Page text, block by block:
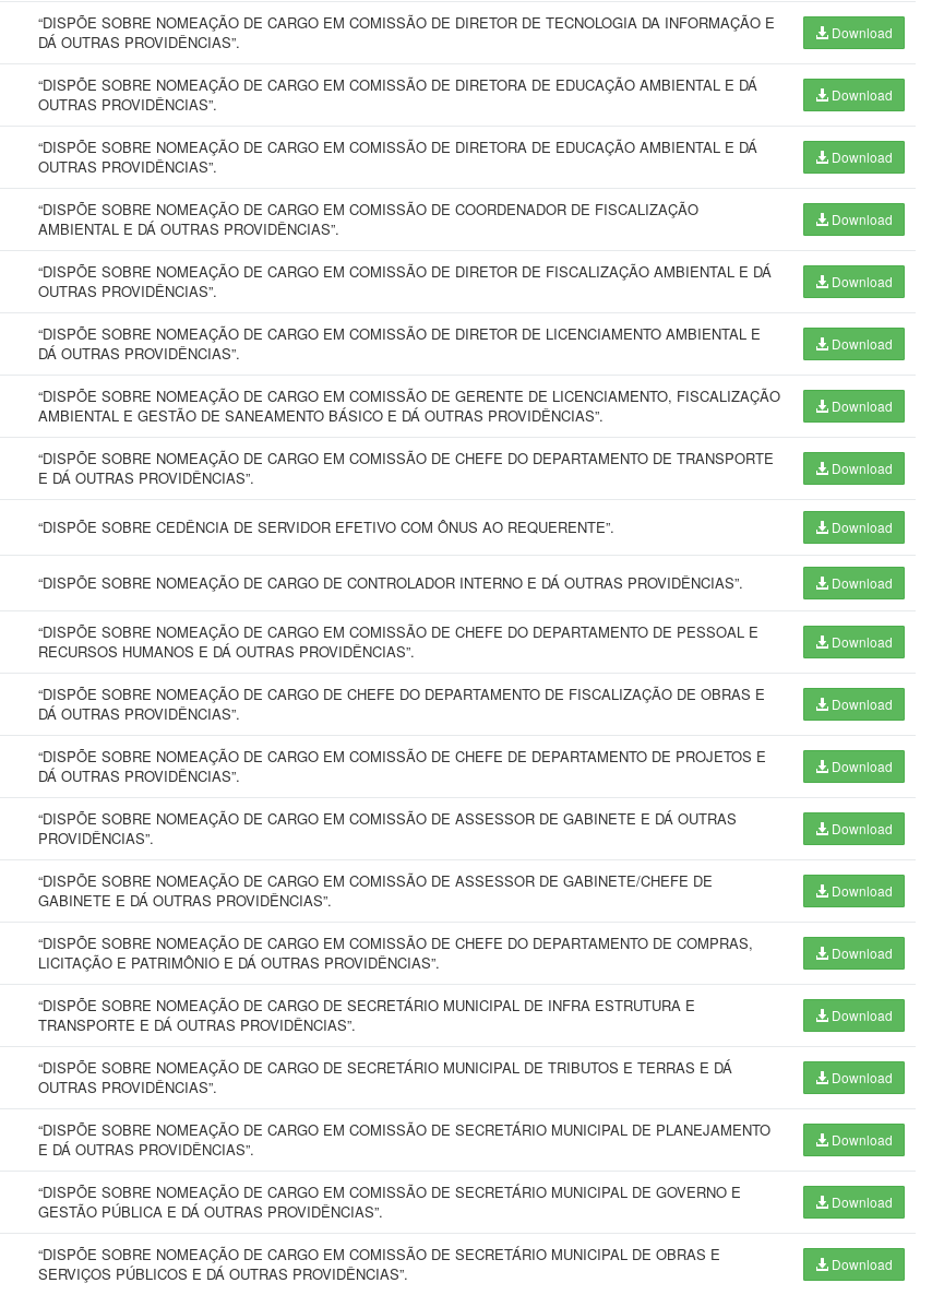
“DISPÕE SOBRE NOMEAÇÃO DE CARGO EM COMISSÃO DE DIRETOR DE TECNOLOGIA DA INFORMAÇÃO E
DÁ OUTRAS PROVIDÊNCIAS”.
Download
“DISPÕE SOBRE NOMEAÇÃO DE CARGO EM COMISSÃO DE DIRETORA DE EDUCAÇÃO AMBIENTAL E DÁ
OUTRAS PROVIDÊNCIAS”.
Download
“DISPÕE SOBRE NOMEAÇÃO DE CARGO EM COMISSÃO DE DIRETORA DE EDUCAÇÃO AMBIENTAL E DÁ
OUTRAS PROVIDÊNCIAS”.
Download
“DISPÕE SOBRE NOMEAÇÃO DE CARGO EM COMISSÃO DE COORDENADOR DE FISCALIZAÇÃO
AMBIENTAL E DÁ OUTRAS PROVIDÊNCIAS”.
Download
“DISPÕE SOBRE NOMEAÇÃO DE CARGO EM COMISSÃO DE DIRETOR DE FISCALIZAÇÃO AMBIENTAL E DÁ
OUTRAS PROVIDÊNCIAS”.
Download
“DISPÕE SOBRE NOMEAÇÃO DE CARGO EM COMISSÃO DE DIRETOR DE LICENCIAMENTO AMBIENTAL E
DÁ OUTRAS PROVIDÊNCIAS”.
Download
“DISPÕE SOBRE NOMEAÇÃO DE CARGO EM COMISSÃO DE GERENTE DE LICENCIAMENTO, FISCALIZAÇÃO
AMBIENTAL E GESTÃO DE SANEAMENTO BÁSICO E DÁ OUTRAS PROVIDÊNCIAS”.
Download
“DISPÕE SOBRE NOMEAÇÃO DE CARGO EM COMISSÃO DE CHEFE DO DEPARTAMENTO DE TRANSPORTE
E DÁ OUTRAS PROVIDÊNCIAS”.
Download
“DISPÕE SOBRE CEDÊNCIA DE SERVIDOR EFETIVO COM ÔNUS AO REQUERENTE”. Download
“DISPÕE SOBRE NOMEAÇÃO DE CARGO DE CONTROLADOR INTERNO E DÁ OUTRAS PROVIDÊNCIAS”. Download
“DISPÕE SOBRE NOMEAÇÃO DE CARGO EM COMISSÃO DE CHEFE DO DEPARTAMENTO DE PESSOAL E
RECURSOS HUMANOS E DÁ OUTRAS PROVIDÊNCIAS”.
Download
“DISPÕE SOBRE NOMEAÇÃO DE CARGO DE CHEFE DO DEPARTAMENTO DE FISCALIZAÇÃO DE OBRAS E
DÁ OUTRAS PROVIDÊNCIAS”.
Download
“DISPÕE SOBRE NOMEAÇÃO DE CARGO EM COMISSÃO DE CHEFE DE DEPARTAMENTO DE PROJETOS E
DÁ OUTRAS PROVIDÊNCIAS”.
Download
“DISPÕE SOBRE NOMEAÇÃO DE CARGO EM COMISSÃO DE ASSESSOR DE GABINETE E DÁ OUTRAS
PROVIDÊNCIAS”.
Download
“DISPÕE SOBRE NOMEAÇÃO DE CARGO EM COMISSÃO DE ASSESSOR DE GABINETE/CHEFE DE
GABINETE E DÁ OUTRAS PROVIDÊNCIAS”.
Download
“DISPÕE SOBRE NOMEAÇÃO DE CARGO EM COMISSÃO DE CHEFE DO DEPARTAMENTO DE COMPRAS,
LICITAÇÃO E PATRIMÔNIO E DÁ OUTRAS PROVIDÊNCIAS”.
Download
“DISPÕE SOBRE NOMEAÇÃO DE CARGO DE SECRETÁRIO MUNICIPAL DE INFRA ESTRUTURA E
TRANSPORTE E DÁ OUTRAS PROVIDÊNCIAS”.
Download
“DISPÕE SOBRE NOMEAÇÃO DE CARGO DE SECRETÁRIO MUNICIPAL DE TRIBUTOS E TERRAS E DÁ
OUTRAS PROVIDÊNCIAS”.
Download
“DISPÕE SOBRE NOMEAÇÃO DE CARGO EM COMISSÃO DE SECRETÁRIO MUNICIPAL DE PLANEJAMENTO
E DÁ OUTRAS PROVIDÊNCIAS”.
Download
“DISPÕE SOBRE NOMEAÇÃO DE CARGO EM COMISSÃO DE SECRETÁRIO MUNICIPAL DE GOVERNO E
GESTÃO PÚBLICA E DÁ OUTRAS PROVIDÊNCIAS”.
Download
“DISPÕE SOBRE NOMEAÇÃO DE CARGO EM COMISSÃO DE SECRETÁRIO MUNICIPAL DE OBRAS E
SERVIÇOS PÚBLICOS E DÁ OUTRAS PROVIDÊNCIAS”.
Download